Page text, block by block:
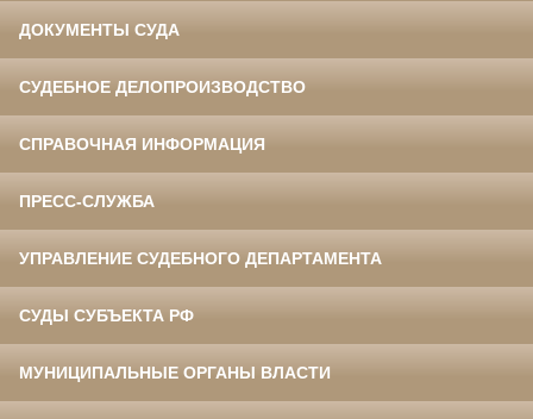
ДОКУМЕНТЫ СУДА
СУДЕБНОЕ ДЕЛОПРОИЗВОДСТВО
СПРАВОЧНАЯ ИНФОРМАЦИЯ
ПРЕСС-СЛУЖБА
УПРАВЛЕНИЕ СУДЕБНОГО ДЕПАРТАМЕНТА
СУДЫ СУБЪЕКТА РФ
МУНИЦИПАЛЬНЫЕ ОРГАНЫ ВЛАСТИ